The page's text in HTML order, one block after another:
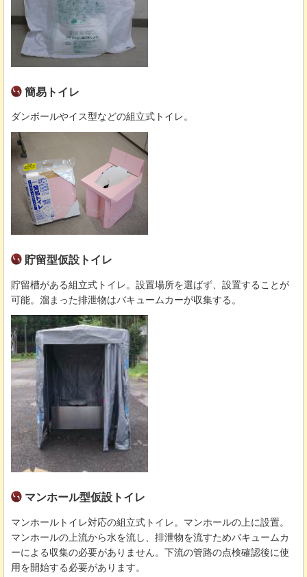
簡易トイレ
ダンボールやイス型などの組立式トイレ。
貯留型仮設トイレ
貯留槽がある組立式トイレ。設置場所を選ばず、設置することが
可能。溜まった排泄物はバキュームカーが収集する。
マンホール型仮設トイレ
マンホールトイレ対応の組立式トイレ。マンホールの上に設置。
マンホールの上流から水を流し、排泄物を流すためバキュームカ
ーによる収集の必要がありません。下流の管路の点検確認後に使
用を開始する必要があります。